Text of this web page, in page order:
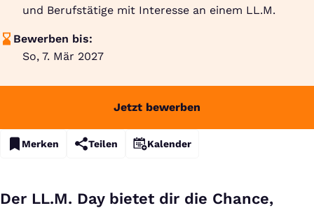
und Berufstätige mit Interesse an einem LL.M.
Bewerben bis:
So, 7. Mär 2027
Jetzt bewerben
Merken Teilen Kalender
Der LL.M. Day bietet dir die Chance,